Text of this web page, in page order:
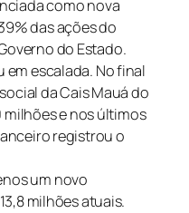
como nova
das ações do
do Estado.
em escalada. No final
da Cais Mauá do
milhões e nos últimos
registrou o
um novo
milhões atuais.